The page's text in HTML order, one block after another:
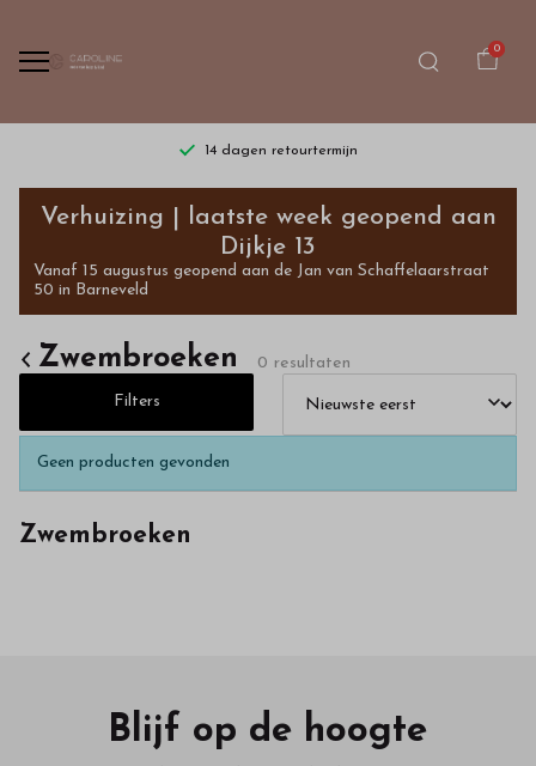
0
14 dagen retourtermijn
Zwembroeken
Bestel
kinderkleding
hoge
kwaliteit
in
Verhuizing | laatste week geopend aan
Dijkje 13
Vanaf 15 augustus geopend aan de Jan van Schaffelaarstraat
50 in Barneveld
Zwembroeken 0 resultaten
Filters
Geen producten gevonden
Zwembroeken
Blijf op de hoogte